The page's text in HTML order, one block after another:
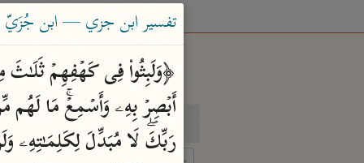
بحث
تفسير ابن جزي — ابن جُزَيّ (٧٤١
رَبِّكَۖ لَا مُبَدِّلَ لِكَلِمَـٰتِهِۦ